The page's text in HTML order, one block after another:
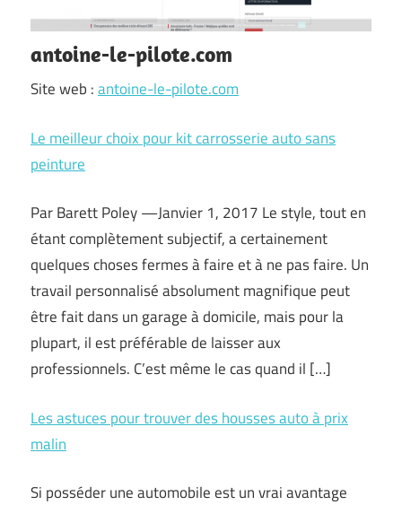
antoine-le-pilote.com
Site web :antoine-le-pilote.com
Le meilleur choix pour kit carrosserie auto sans
peinture
Par Barett Poley —Janvier 1, 2017 Le style, tout en
étant complètement subjectif, a certainement
quelques choses fermes à faire et à ne pas faire. Un
travail personnalisé absolument magnifique peut
être fait dans un garage à domicile, mais pour la
plupart, il est préférable de laisser aux
professionnels. C’est même le cas quand il […]
Les astuces pour trouver des housses auto à prix
malin
Si posséder une automobile est un vrai avantage